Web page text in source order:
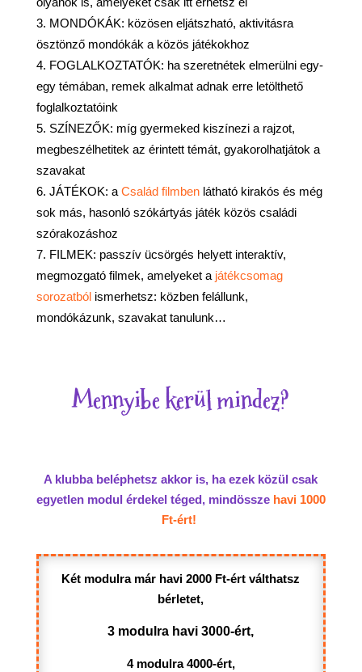
MONDÓKÁK: közösen eljátszható, aktivitásra
ösztönző mondókák a közös játékokhoz
FOGLALKOZTATÓK: ha szeretnétek elmerülni egy-
egy témában, remek alkalmat adnak erre letölthető
foglalkoztatóink
SZÍNEZŐK: míg gyermeked kiszínezi a rajzot,
megbeszélhetitek az érintett témát, gyakorolhatjátok a
szavakat
JÁTÉKOK: a Család filmbenlátható kirakós és még
sok más, hasonló szókártyás játék közös családi
szórakozáshoz
FILMEK: passzív ücsörgés helyett interaktív,
megmozgató filmek, amelyeket a játékcsomag
sorozatbólismerhetsz: közben felállunk,
mondókázunk, szavakat tanulunk…
Mennyibe kerül mindez?
A klubba beléphetsz akkor is, ha ezek közül csak
egyetlen modul érdekel téged, mindössze havi 1000
Ft-ért!
Két modulra már havi 2000 Ft-ért válthatsz
bérletet,
3 modulra havi 3000-ért,
4 modulra 4000-ért,